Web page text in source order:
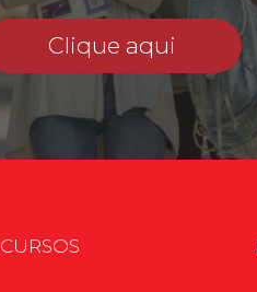
Clique aqui
CURSOS